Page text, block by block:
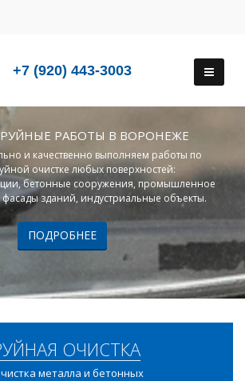
+7 (920) 443-3003
РАБОТЫ В ВОРОНЕЖЕ
и качественно выполняем работы по
очистке любых поверхностей:
бетонные сооружения, промышленное
зданий, индустриальные объекты.
ПОДРОБНЕЕ
ОЧИСТКА
металла и бетонных